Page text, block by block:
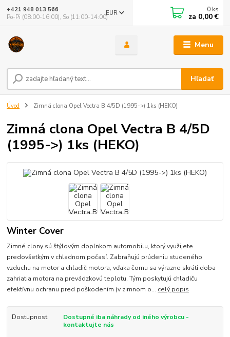
Menu
EUR
Hľadať
+421 948 013 566
Po-Pi (08:00-16:00), So (11:00-14:00)
0 ks
za 0,00 €
Úvod Zimná clona Opel Vectra B 4/5D (1995->) 1ks (HEKO)
Zimná clona Opel Vectra B 4/5D
(1995->) 1ks (HEKO)
Winter Cover
Zimné clony sú štýlovým doplnkom automobilu, ktorý využijete
predovšetkým v chladnom počasí. Zabraňujú prúdeniu studeného
vzduchu na motor a chladič motora, vďaka čomu sa výrazne skráti doba
zahriatia motora na prevádzkovú teplotu. Tým poskytujú chladiču
efektívnu ochranu pred poškodením (v zimnom o... celý popis
Dostupnosť
Dostupné iba náhrady od iného výrobcu -
kontaktujte nás